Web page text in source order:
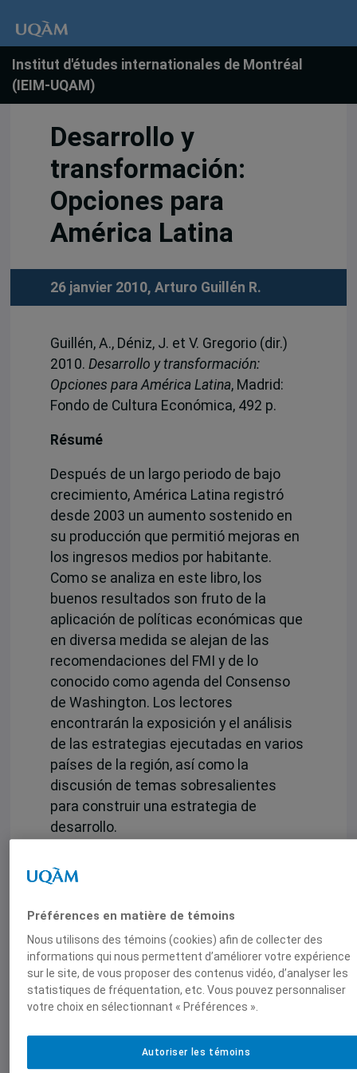
Institut d'études internationales de Montréal
(IEIM-UQAM)
Desarrollo y
transformación:
Opciones para
América Latina
26 janvier 2010, Arturo Guillén R.
Guillén, A., Déniz, J. et V. Gregorio (dir.)
2010. Desarrollo y transformación:
Opciones para América Latina, Madrid:
Fondo de Cultura Económica, 492 p.
Résumé
Después de un largo periodo de bajo
crecimiento, América Latina registró
desde 2003 un aumento sostenido en
su producción que permitió mejoras en
los ingresos medios por habitante.
Como se analiza en este libro, los
buenos resultados son fruto de la
aplicación de políticas económicas que
en diversa medida se alejan de las
recomendaciones del FMI y de lo
conocido como agenda del Consenso
de Washington. Los lectores
encontrarán la exposición y el análisis
de las estrategias ejecutadas en varios
países de la región, así como la
discusión de temas sobresalientes
para construir una estrategia de
desarrollo.
están llevando a cabo en los países de
permiten considerar el proceso de la
crisis global en curso. Como se
sostiene en la introducción, la situación
de América Latina es sin duda
compleja, con graves dificultades
como se demuestra a lo largo de los
diversos artículos, frente a ello es
Préférences en matière de témoins
Nous utilisons des témoins (cookies) afin de collecter des
informations qui nous permettent d’améliorer votre expérience
sur le site, de vous proposer des contenus vidéo, d’analyser les
statistiques de fréquentation, etc. Vous pouvez personnaliser
votre choix en sélectionnant « Préférences ».
Autoriser les témoins